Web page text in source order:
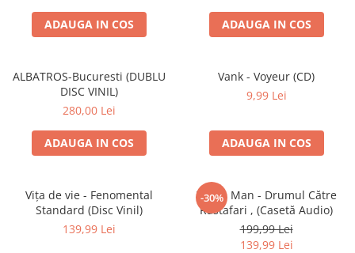
ADAUGA IN COS ADAUGA IN COS
ALBATROS-Bucuresti (DUBLU
DISC VINIL)
280,00 Lei
ADAUGA IN COS
Vank - Voyeur (CD)
9,99 Lei
ADAUGA IN COS
Vița de vie - Fenomental
Standard (Disc Vinil)
139,99 Lei
-30%
Pacha Man - Drumul Către
Rastafari , (Casetă Audio)
199,99 Lei
139,99 Lei